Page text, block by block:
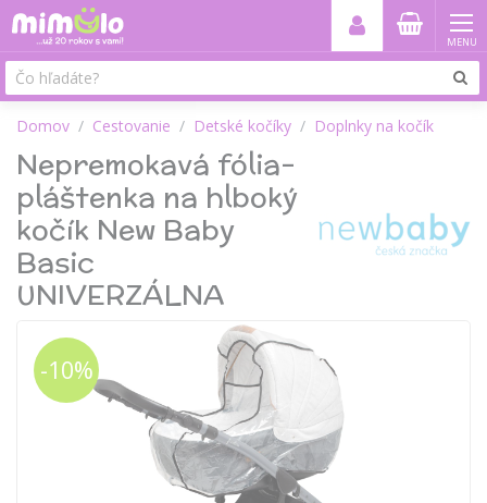
MENU
Domov Cestovanie Detské kočíky Doplnky na kočík
Nepremokavá fólia-
pláštenka na hlboký
kočík New Baby
Basic
UNIVERZÁLNA
-10%